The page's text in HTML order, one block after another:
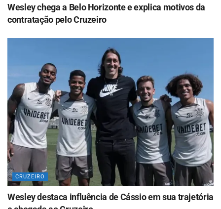
Wesley chega a Belo Horizonte e explica motivos da
contratação pelo Cruzeiro
CRUZEIRO
Wesley destaca influência de Cássio em sua trajetória